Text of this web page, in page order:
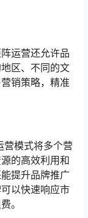
运营还允许品
区、不同的文
销策略，精准
营模式将多个营
的高效利用和
提升品牌推广
以快速响应市
。